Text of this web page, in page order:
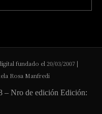
fundado el 20/03/2007 |
Rosa Manfredi
– Nro de edición Edición: